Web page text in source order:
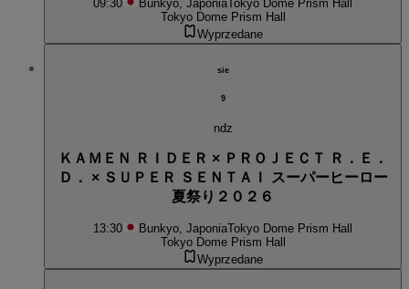
09:30 Bunkyo, Japonia Tokyo Dome Prism Hall
Tokyo Dome Prism Hall
Wyprzedane
sie
9
ndz
ＫＡＭＥＮ ＲＩＤＥＲ × ＰＲＯＪＥＣＴ Ｒ．Ｅ．
Ｄ． × ＳＵＰＥＲ ＳＥＮＴＡＩ スーパーヒーロー
夏祭り２０２６
13:30 Bunkyo, JaponiaTokyo Dome Prism Hall
Tokyo Dome Prism Hall
Wyprzedane